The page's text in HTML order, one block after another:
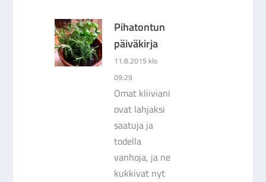
Pihatontun
päiväkirja
11.8.2015 klo
09:29
Omat kliiviani
ovat lahjaksi
saatuja ja
todella
vanhoja, ja ne
kukkivat nyt